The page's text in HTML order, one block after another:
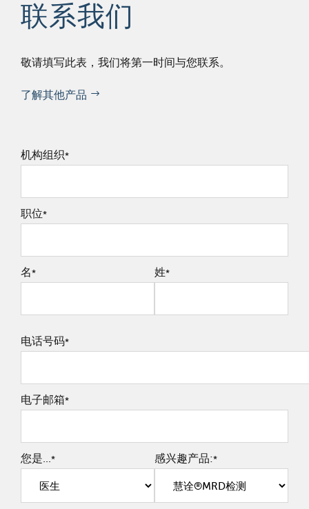
联系我们
敬请填写此表，我们将第一时间与您联系。
了解其他产品
机构组织*
职位*
名* 姓*
电话号码*
电子邮箱*
您是...* 感兴趣产品:*